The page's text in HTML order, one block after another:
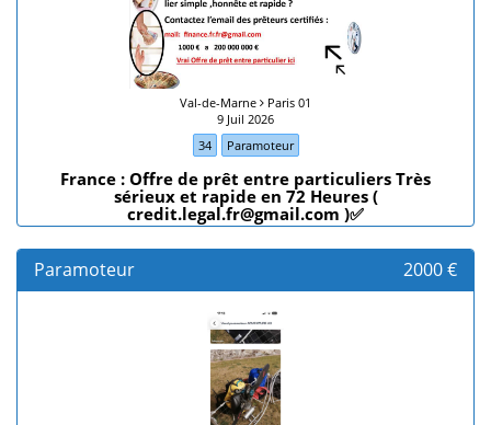
Val-de-Marne
Paris 01
9 Juil 2026
34
Paramoteur
France : Offre de prêt entre particuliers Très
sérieux et rapide en 72 Heures (
credit.legal.fr@gmail.com )✅
Paramoteur 2000 €